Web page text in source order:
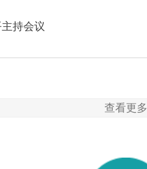
持会议
查看更多